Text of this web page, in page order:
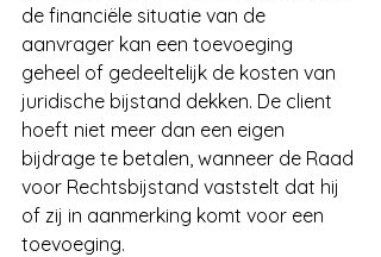
de financiële situatie van de
aanvrager kan een toevoeging
geheel of gedeeltelijk de kosten van
juridische bijstand dekken. De client
hoeft niet meer dan een eigen
bijdrage te betalen, wanneer de Raad
voor Rechtsbijstand vaststelt dat hij
of zij in aanmerking komt voor een
toevoeging.